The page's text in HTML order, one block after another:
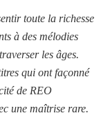
toute la richesse
à des mélodies
les âges.
qui ont façonné
de REO
une maîtrise rare.